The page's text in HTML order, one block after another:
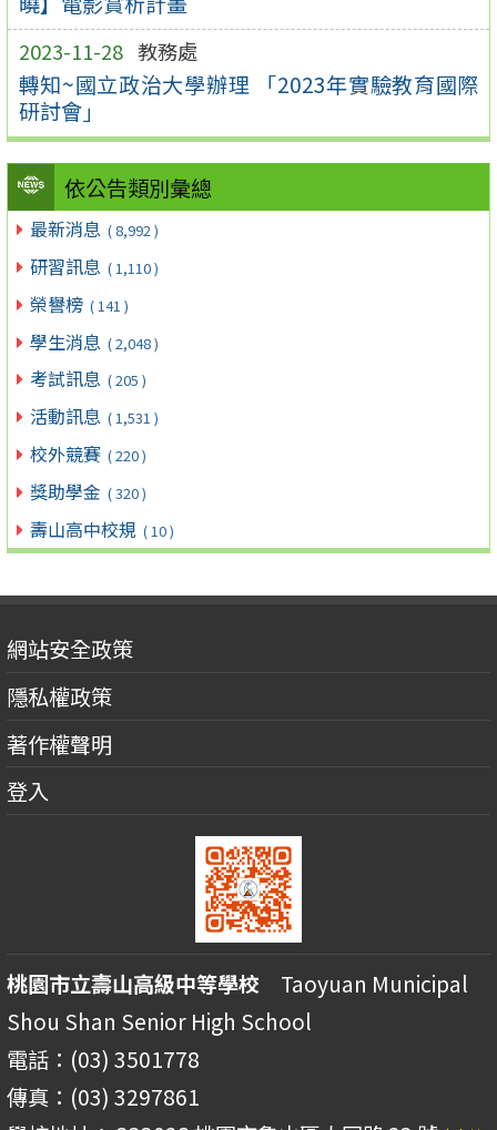
2023-11-28 教務處
轉知~國立政治大學辦理 「2023年實驗教育國際
研討會」
依公告類別彙總
最新消息 ( 8,992 )
研習訊息 ( 1,110 )
榮譽榜 ( 141 )
學生消息 ( 2,048 )
考試訊息 ( 205 )
活動訊息 ( 1,531 )
校外競賽 ( 220 )
獎助學金 ( 320 )
壽山高中校規 ( 10 )
網站安全政策
隱私權政策
著作權聲明
登入
桃園市立壽山高級中等學校 Taoyuan Municipal
Shou Shan Senior High School
電話：(03) 3501778
傳真：(03) 3297861